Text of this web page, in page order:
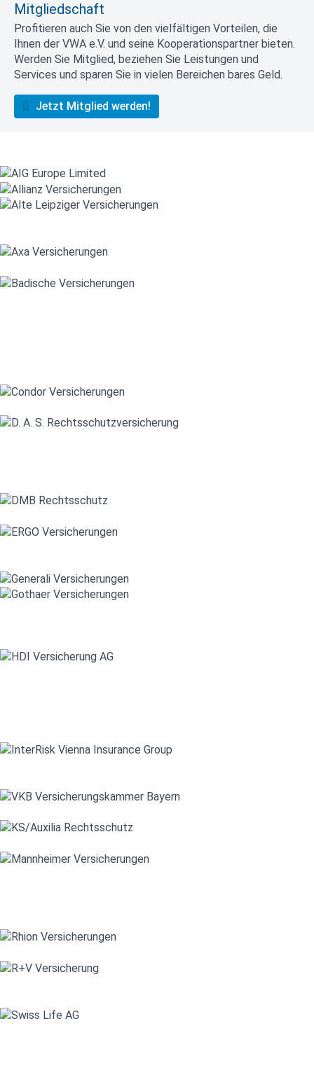
Mitgliedschaft
Profitieren auch Sie von den vielfältigen Vorteilen, die
Ihnen der VWA e.V. und seine Kooperationspartner bieten.
Werden Sie Mitglied, beziehen Sie Leistungen und
Services und sparen Sie in vielen Bereichen bares Geld.
Jetzt Mitglied werden!